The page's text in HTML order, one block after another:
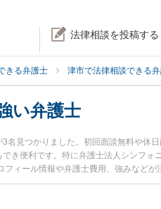
法律相談を投稿する
きる弁護士 津市で法律相談できる
い弁護士
名見つかりました。初回面談無料や休
き便利です。特に弁護士法人シンフ
ィール情報や弁護士費用、強みなど
実績豊富な近くの弁護士を検索した